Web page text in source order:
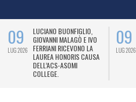
09
LUG 2026
LUCIANO BUONFIGLIO,
GIOVANNI MALAGÒ E IVO
FERRIANI RICEVONO LA
LAUREA HONORIS CAUSA
DELL’ACS-ASOMI
COLLEGE.
09
LUG 2026